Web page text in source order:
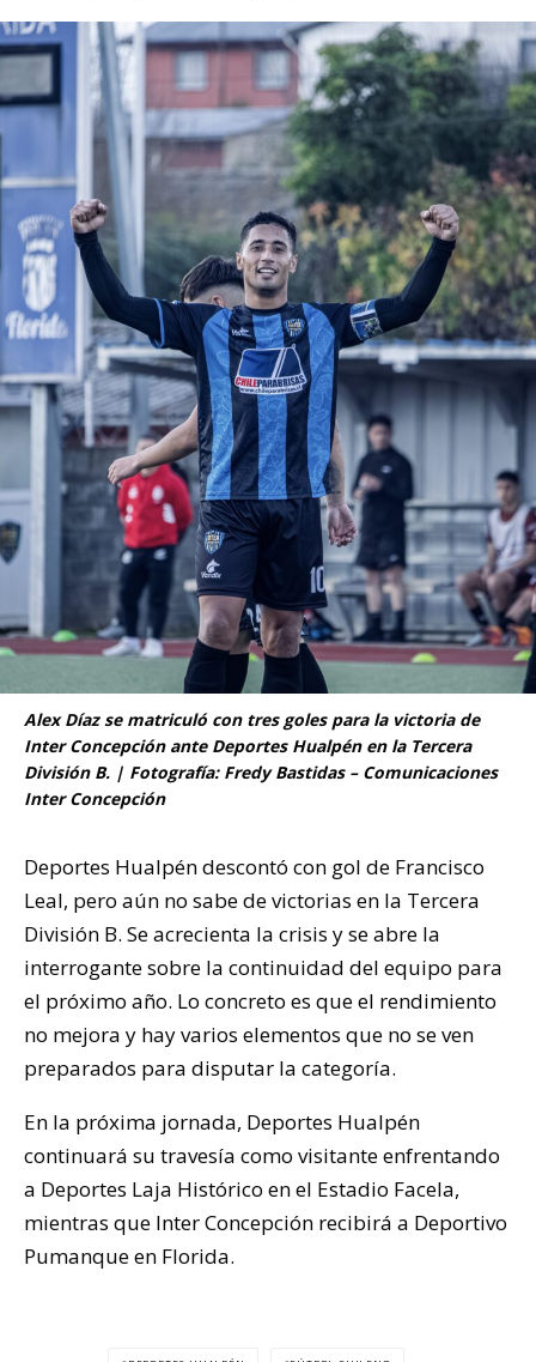
Alex Díaz se matriculó con tres goles para la victoria de
Inter Concepción ante Deportes Hualpén en la Tercera
División B. | Fotografía: Fredy Bastidas – Comunicaciones
Inter Concepción
Deportes Hualpén descontó con gol de Francisco
Leal, pero aún no sabe de victorias en la Tercera
División B. Se acrecienta la crisis y se abre la
interrogante sobre la continuidad del equipo para
el próximo año. Lo concreto es que el rendimiento
no mejora y hay varios elementos que no se ven
preparados para disputar la categoría.
En la próxima jornada, Deportes Hualpén
continuará su travesía como visitante enfrentando
a Deportes Laja Histórico en el Estadio Facela,
mientras que Inter Concepción recibirá a Deportivo
Pumanque en Florida.